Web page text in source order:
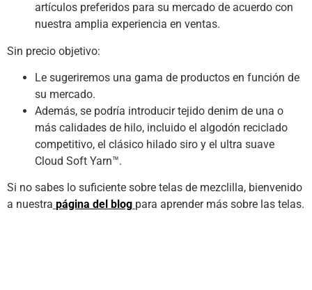
artículos preferidos para su mercado de acuerdo con
nuestra amplia experiencia en ventas.
Sin precio objetivo:
Le sugeriremos una gama de productos en función de
su mercado.
Además, se podría introducir tejido denim de una o
más calidades de hilo, incluido el algodón reciclado
competitivo, el clásico hilado siro y el ultra suave
Cloud Soft Yarn™.
Si no sabes lo suficiente sobre telas de mezclilla, bienvenido
a nuestra página del blog para aprender más sobre las telas.